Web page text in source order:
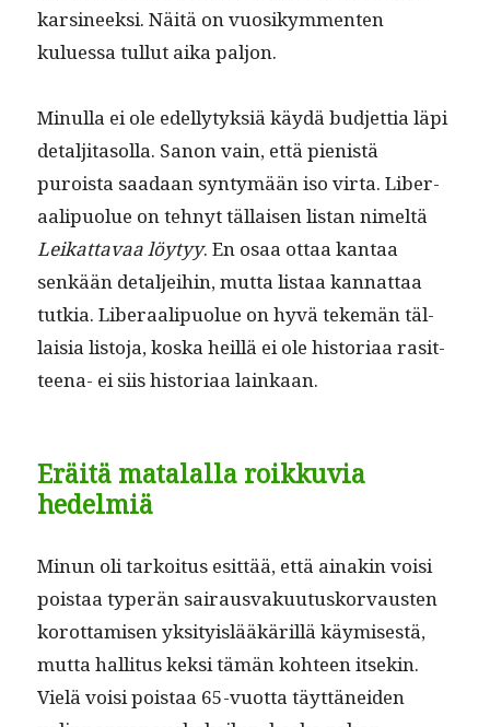
karsi­neek­si. Näitä on vuosikym­menten
kulues­sa tul­lut aika paljon.
Min­ul­la ei ole edel­ly­tyk­siä käy­dä bud­jet­tia läpi
detalji­ta­sol­la. Sanon vain, että pienistä
puroista saadaan syn­tymään iso vir­ta. Lib­er­
aalipuolue on tehnyt täl­laisen lis­tan nimeltä
Leikat­tavaa löy­tyy. En osaa ottaa kan­taa
senkään detal­jei­hin, mut­ta lis­taa kan­nat­taa
tutkia. Lib­er­aalipuolue on hyvä tekemän täl­
laisia lis­to­ja, kos­ka heil­lä ei ole his­to­ri­aa rasit­
teena- ei siis his­to­ri­aa lainkaan.
Eräitä matalalla roikkuvia
hedelmiä
Min­un oli tarkoi­tus esit­tää, että ainakin voisi
pois­taa type­r­än sairaus­vaku­u­tusko­r­vausten
korot­tamisen yksi­ty­is­lääkäril­lä käymis­es­tä,
mut­ta hal­li­tus kek­si tämän kohteen itsekin.
Vielä voisi pois­taa 65-vuot­ta täyt­tänei­den